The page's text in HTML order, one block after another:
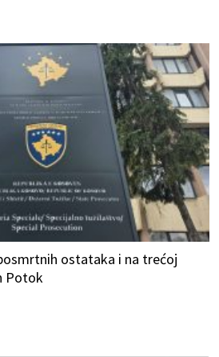
ostataka i na trećoj
Potok